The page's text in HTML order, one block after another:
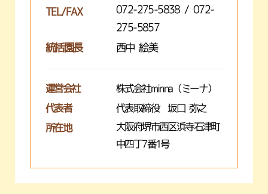
TEL/FAX
072-275-5838 / 072-
275-5857
統括園長
西中 絵美
運営会社 株式会社minna（ミーナ）
代表者 代表取締役 坂口 弥之
所在地
大阪府堺市西区浜寺石津町
中四丁7番1号